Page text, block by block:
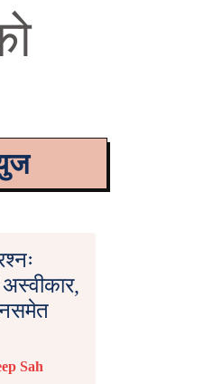
अस्वीकार,
Sah